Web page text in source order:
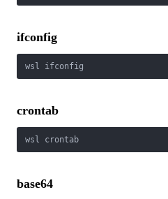
ifconfig
wsl ifconfig
crontab
wsl crontab
base64